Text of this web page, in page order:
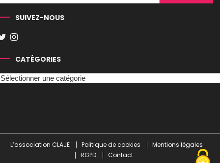
SUIVEZ-NOUS
CATÉGORIES
L’association CLAJE Politique de cookies
Mentions légales
RGPD
Contact